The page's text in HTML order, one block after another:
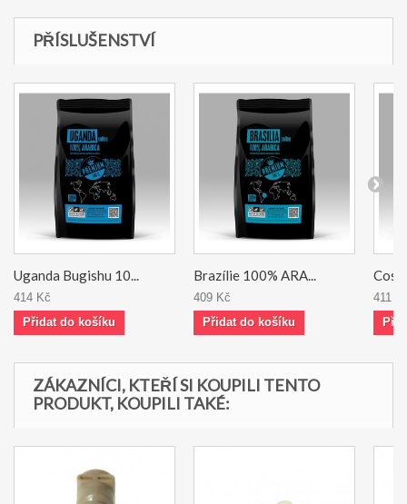
PŘÍSLUŠENSTVÍ
Uganda Bugishu 10...
414 Kč
Přidat do košíku
Brazílie 100% ARA...
409 Kč
Přidat do košíku
411
ZÁKAZNÍCI, KTEŘÍ SI KOUPILI TENTO
PRODUKT, KOUPILI TAKÉ: